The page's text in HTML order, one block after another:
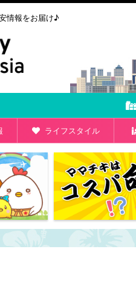
情報をお届け♪
ライフスタイル